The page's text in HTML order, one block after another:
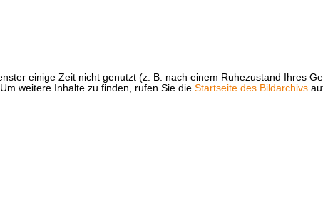
einige Zeit nicht genutzt (z. B. nach einem Ruhezustand Ihres
weitere Inhalte zu finden, rufen Sie die Startseite des Bildarchivs